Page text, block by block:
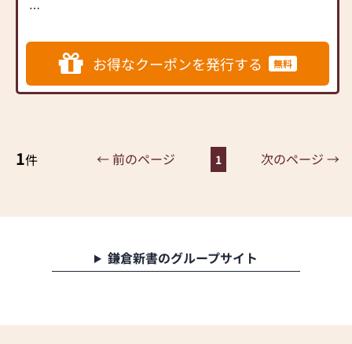
│＊│ 仏壇展示数【１０
０基 】超！
└─┼────────────────────────
伝統的なものからモダンな
絵画のように壁に掛けられ
ます。ご希望の商品がありま
したらご相談ください。
│＊│ 位牌・仏具も同時
お得なクーポンを発行する 無料
1件 ← 前のページ 1 次のページ →
鎌倉新書のグループサイト